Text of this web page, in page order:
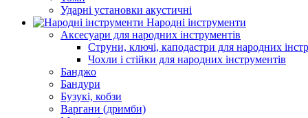
Ударні установки акустичні
Народні інструменти
Аксесуари для народних інструментів
Струни, ключі, каподастри для народних
Чохли і стійки для народних інструментів
Банджо
Бандури
Бузукі, кобзи
Варгани (дримби)